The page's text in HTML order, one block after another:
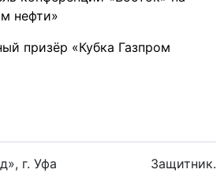
нефти»
призёр «Кубка Газпром
г. Уфа Защитник.